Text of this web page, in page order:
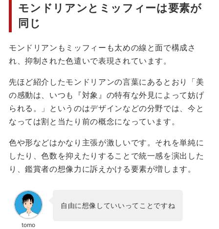
モンドリアンとミッフィーは要素が
同じ
モンドリアンもミッフィーも太めの線と面で構成さ
れ、抑制された色遣いで表現されています。
先ほど紹介したモンドリアンの言葉にあるとおり「美
の感動は、いつも『対象』の特有な外見によって妨げ
られる。」というのはデザインなどの分野では、今と
なっては割と当たり前の概念になっています。
色や形などはかなり主張が激しいです。それを単純に
したり、色数を抑えたりすることで統一感を演出した
り、鑑賞者の想像力に訴えかける要素が増します。
tomo
自由に想像していいってことですね